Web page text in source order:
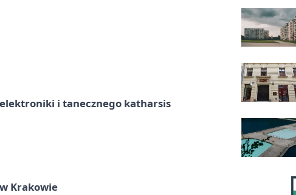
i tanecznego katharsis
Krakowie